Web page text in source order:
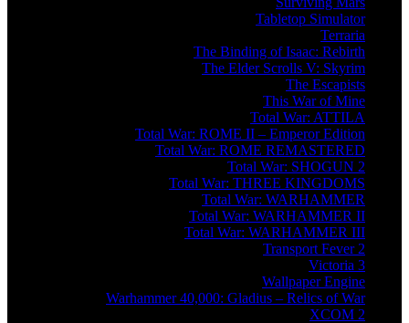
Tabletop Simulator
Terraria
The Binding of Isaac: Rebirth
The Elder Scrolls V: Skyrim
The Escapists
This War of Mine
Total War: ATTILA
Total War: ROME II – Emperor Edition
Total War: ROME REMASTERED
Total War: SHOGUN 2
Total War: THREE KINGDOMS
Total War: WARHAMMER
Total War: WARHAMMER II
Total War: WARHAMMER III
Transport Fever 2
Victoria 3
Wallpaper Engine
Warhammer 40,000: Gladius – Relics of War
XCOM 2